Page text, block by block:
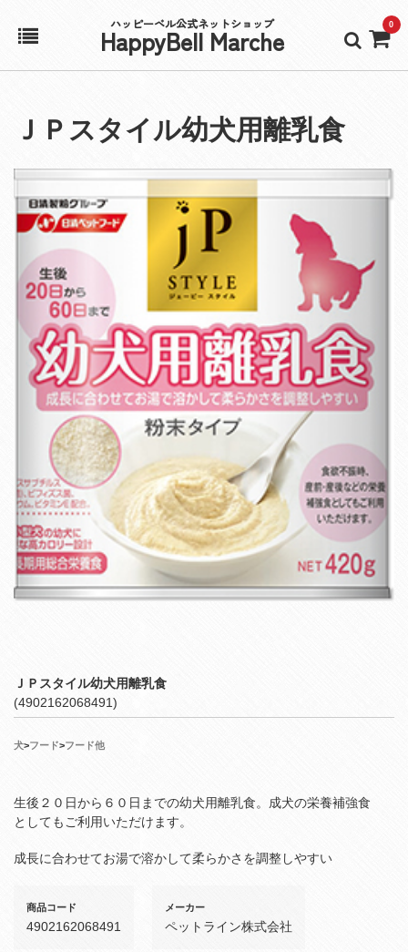
ハッピーベル公式ネットショップ
HappyBell Marche 0
アカウント
カート
ＪＰスタイル幼犬用離乳食
ＪＰスタイル幼犬用離乳食
(4902162068491)
犬>フード>フード他
生後２０日から６０日までの幼犬用離乳食。成犬の栄養補強食
としてもご利用いただけます。
成長に合わせてお湯で溶かして柔らかさを調整しやすい
商品コード
4902162068491
メーカー
ペットライン株式会社